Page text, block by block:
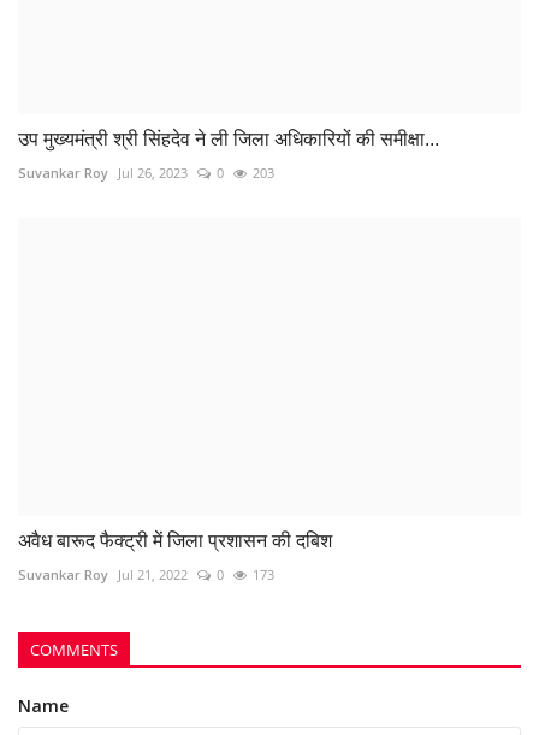
उप मुख्यमंत्री श्री सिंहदेव ने ली जिला अधिकारियों की समीक्षा...
Suvankar Roy Jul 26, 2023 0 203
अवैध बारूद फैक्ट्री में जिला प्रशासन की दबिश
Suvankar Roy Jul 21, 2022 0 173
COMMENTS
Name